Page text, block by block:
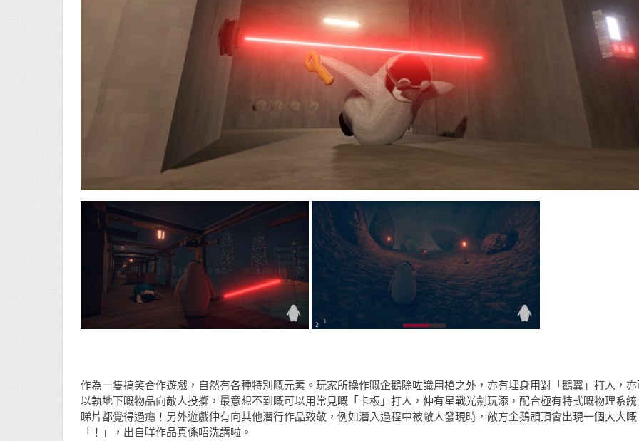
作為一隻搞笑合作遊戲，自然有各種特別嘅元素。玩家所操作嘅企鵝除咗識用槍之外，亦有埋身用對「鵝翼」打人，
以執地下嘅物品向敵人投擲，最意想不到嘅可以用常見嘅「卡板」打人，仲有星戰光劍玩添，配合極有特式嘅物理系
睇片都覺得過癮！另外遊戲仲有向其他潛行作品致敬，例如潛入過程中被敵人發現時，敵方企鵝頭頂會出現一個大大嘅
「！」，出自咩作品真係唔洗講啦。